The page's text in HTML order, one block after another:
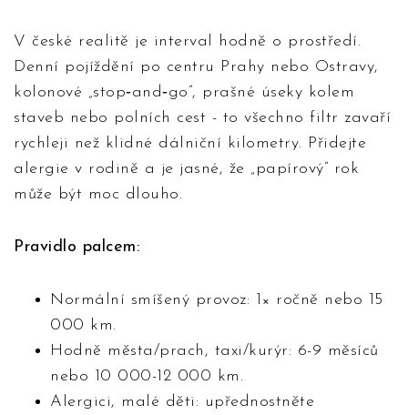
V české realitě je interval hodně o prostředí.
Denní pojíždění po centru Prahy nebo Ostravy,
kolonové „stop‑and‑go”, prašné úseky kolem
staveb nebo polních cest - to všechno filtr zavaří
rychleji než klidné dálniční kilometry. Přidejte
alergie v rodině a je jasné, že „papírový” rok
může být moc dlouho.
Pravidlo palcem:
Normální smíšený provoz: 1× ročně nebo 15
000 km.
Hodně města/prach, taxi/kurýr: 6-9 měsíců
nebo 10 000-12 000 km.
Alergici, malé děti: upřednostněte